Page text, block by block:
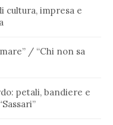
cultura, impresa e
/ “Chi non sa
petali, bandiere e